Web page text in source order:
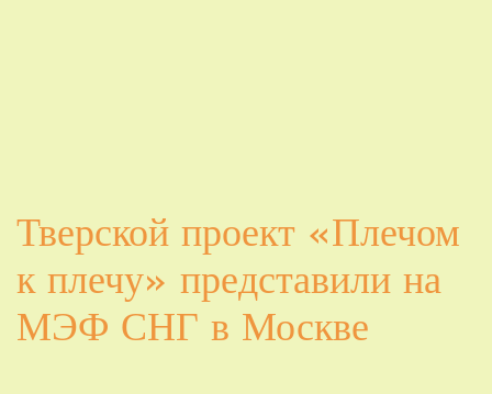
Тверской проект «Плечом
к плечу» представили на
МЭФ СНГ в Москве